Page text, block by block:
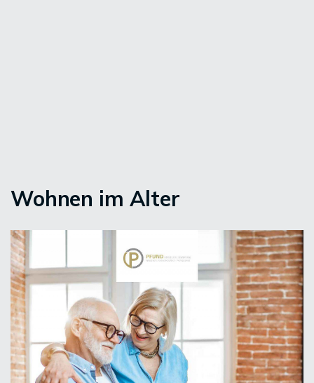
Wohnen im Alter